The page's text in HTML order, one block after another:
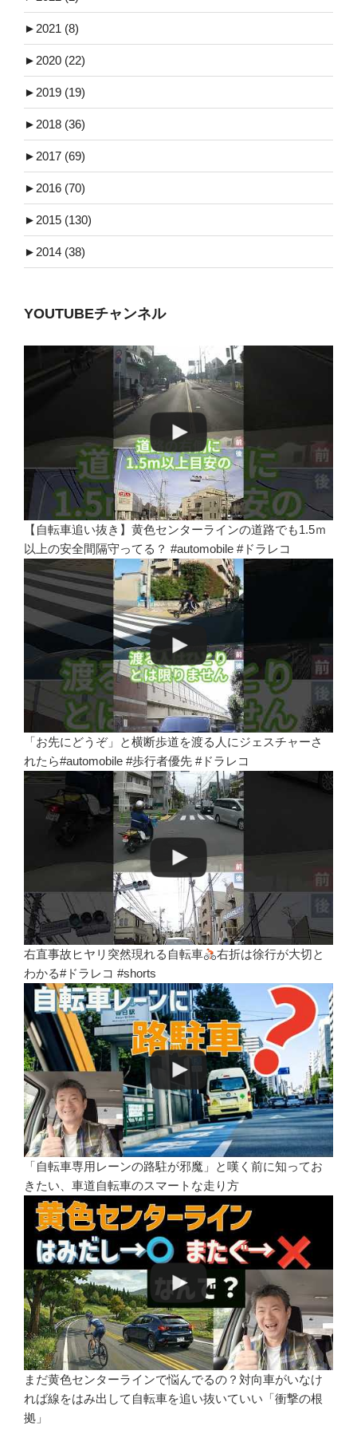
► 2021 (8)
► 2020 (22)
► 2019 (19)
► 2018 (36)
► 2017 (69)
► 2016 (70)
► 2015 (130)
► 2014 (38)
YOUTUBEチャンネル
【自転車追い抜き】黄色センターラインの道路でも1.5ｍ
以上の安全間隔守ってる？ #automobile #ドラレコ
「お先にどうぞ」と横断歩道を渡る人にジェスチャーさ
れたら#automobile #歩行者優先 #ドラレコ
右直事故ヒヤリ突然現れる自転車
右折は徐行が大切と
わかる#ドラレコ #shorts
「自転車専用レーンの路駐が邪魔」と嘆く前に知ってお
きたい、車道自転車のスマートな走り方
まだ黄色センターラインで悩んでるの？対向車がいなけ
れば線をはみ出して自転車を追い抜いていい「衝撃の根
拠」